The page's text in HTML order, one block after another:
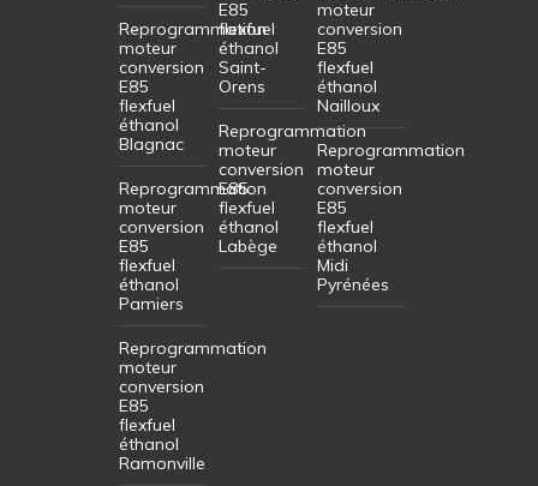
Reprogrammation
moteur
conversion
E85
flexfuel
éthanol
Blagnac
Reprogrammation
moteur
conversion
E85
flexfuel
éthanol
Pamiers
Reprogrammation
moteur
conversion
E85
flexfuel
éthanol
Ramonville
E85
flexfuel
éthanol
Saint-
Orens
Reprogrammation
moteur
conversion
E85
flexfuel
éthanol
Labège
moteur
conversion
E85
flexfuel
éthanol
Nailloux
Reprogrammation
moteur
conversion
E85
flexfuel
éthanol
Midi
Pyrénées